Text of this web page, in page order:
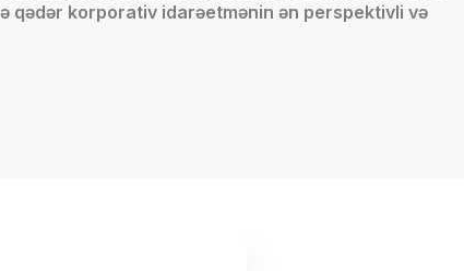
qədər korporativ idarəetmənin ən perspektivli və